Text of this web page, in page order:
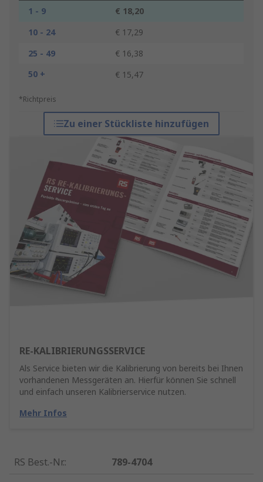
1 - 9
€ 18,20
10 - 24
€ 17,29
25 - 49
€ 16,38
50 +
€ 15,47
*Richtpreis
Zu einer Stückliste hinzufügen
RE-KALIBRIERUNGSSERVICE
Als Service bieten wir die Kalibrierung von bereits bei Ihnen
vorhandenen Messgeräten an. Hierfür können Sie schnell
und einfach unseren Kalibrierservice nutzen.
Mehr Infos
RS Best.-Nr.:
789-4704